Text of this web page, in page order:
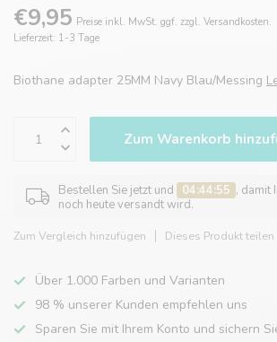
€9,95 Preise inkl. MwSt. ggf. zzgl. Versandkosten.
Lieferzeit: 1-3 Tage
Biothane adapter 25MM Navy Blau/Messing
Zum Warenkorb
Bestellen Sie jetzt und 04:44:55 , damit
noch heute versandt wird.
Zum Vergleich hinzufügen Dieses Produkt teilen
Über 1.000 Farben und Varianten
98 % unserer Kunden empfehlen uns
Sparen Sie mit Ihrem Konto und sichern